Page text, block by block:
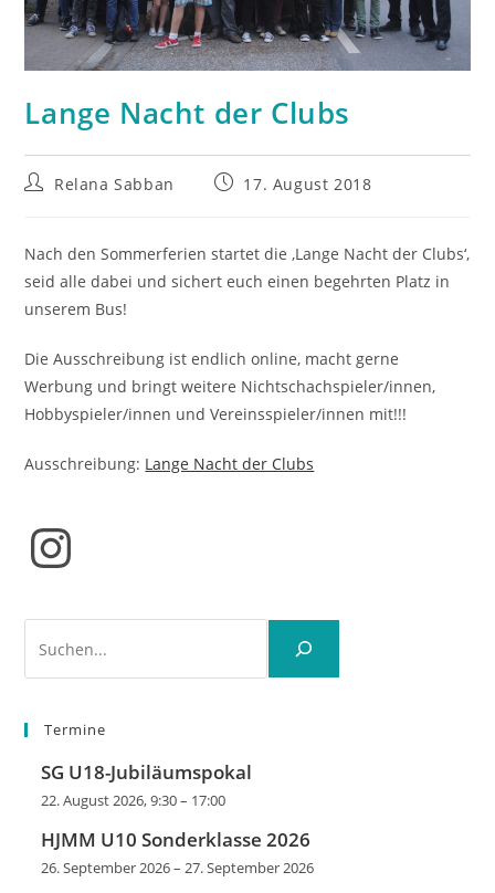
Lange Nacht der Clubs
Beitrags-
Relana Sabban
Beitrag17. August 2018
Nach den Sommerferien startet die ‚Lange Nacht der Clubs‘,
seid alle dabei und sichert euch einen begehrten Platz in
unserem Bus!
Die Ausschreibung ist endlich online, macht gerne
Werbung und bringt weitere Nichtschachspieler/innen,
Hobbyspieler/innen und Vereinsspieler/innen mit!!!
Ausschreibung: Lange Nacht der Clubs
Instagram
Termine
SG U18-Jubiläumspokal
22. August 2026, 9:30– 17:00
HJMM U10 Sonderklasse 2026
26. September 2026–27. September 2026